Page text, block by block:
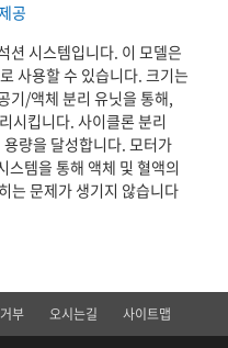
공
션 시스템입니다. 이 모델은
사용할 수 있습니다. 크기는
기/액체 분리 유닛을 통해,
시킵니다. 사이클론 분리
량을 달성합니다. 모터가
스템을 통해 액체 및 혈액의
는 문제가 생기지 않습니다
부 오시는길 사이트맵